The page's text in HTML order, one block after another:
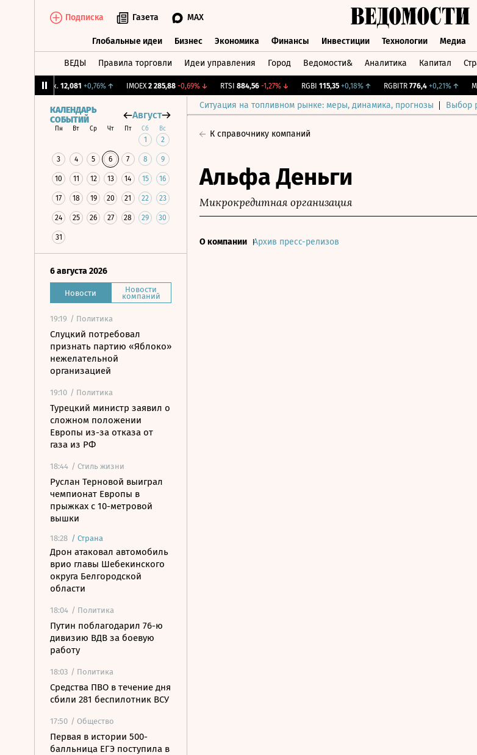
Подписка Газета MAX
Глобальные идеи Бизнес Экономика Финансы Инвестиции Технологии Медиа
ВЕДЫ Правила торговли Идеи управления Город Ведомости& Аналитика Капитал
12,081 +0,76%↑ IMOEX 2 285,88 -0,69%↓ RTSI 884,56 -1,27%↓ RGBI 115,35 +0,18% ↑ RGBITR 776,4 +0,21%↑ MTSS
Ситуация на топливном рынке: меры, динамика, прогнозы Выбор
КАЛЕНДАРЬ
СОБЫТИЙ
Август
Пн Вт Ср Чт Пт Сб Вс
1 2
3 4 5 6 7 8 9
10 11 12 13 14 15 16
17 18 19 20 21 22 23
24 25 26 27 28 29 30
31
6 августа 2026
Новости Новости
компаний
19:19 / Политика
Слуцкий потребовал
признать партию «Яблоко»
нежелательной
организацией
19:10 / Политика
Турецкий министр заявил о
сложном положении
Европы из-за отказа от
газа из РФ
18:44 / Стиль жизни
Руслан Терновой выиграл
чемпионат Европы в
прыжках с 10-метровой
вышки
18:28 / Страна
Дрон атаковал автомобиль
врио главы Шебекинского
округа Белгородской
области
18:04 / Политика
Путин поблагодарил 76-ю
дивизию ВДВ за боевую
работу
18:03 / Политика
Средства ПВО в течение дня
сбили 281 беспилотник ВСУ
17:50 / Общество
Первая в истории 500-
балльница ЕГЭ поступила в
К справочнику компаний
Альфа Деньги
Микрокредитная организация
О компании Архив пресс-релизов